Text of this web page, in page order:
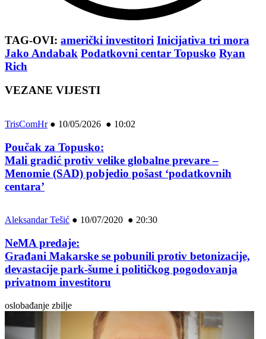
TAG-OVI: američki investitori Inicijativa tri mora
Jako Andabak Podatkovni centar Topusko Ryan
Rich
VEZANE VIJESTI
TrisComHr● 10/05/2026 ● 10:02
Poučak za Topusko:
Mali gradić protiv velike globalne prevare –
Menomie (SAD) pobjedio pošast ‘podatkovnih
centara’
Aleksandar Tešić ● 10/07/2020 ● 20:30
NeMA predaje:
Građani Makarske se pobunili protiv betonizacije,
devastacije park-šume i političkog pogodovanja
privatnom investitoru
oslobađanje zbilje